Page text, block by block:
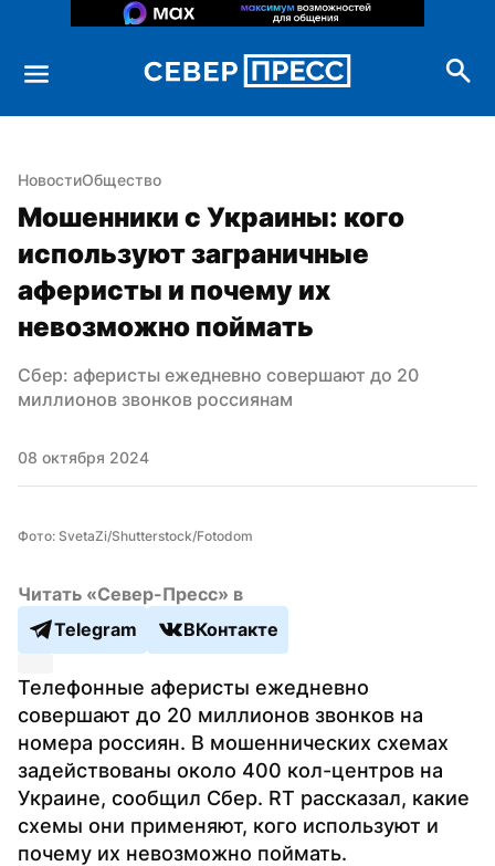
НовостиОбщество
Мошенники с Украины: кого
используют заграничные
аферисты и почему их
невозможно поймать
Сбер: аферисты ежедневно совершают до 20
миллионов звонков россиянам
08 октября 2024
Фото: SvetaZi/Shutterstock/Fotodom
Читать «Север-Пресс» в
Telegram
ВКонтакте
Телефонные аферисты ежедневно
совершают до 20 миллионов звонков на
номера россиян. В мошеннических схемах
задействованы около 400 кол-центров на
Украине, сообщил Сбер. RT рассказал, какие
схемы они применяют, кого используют и
почему их невозможно поймать.